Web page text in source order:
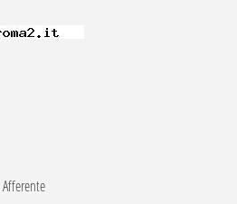
Afferente